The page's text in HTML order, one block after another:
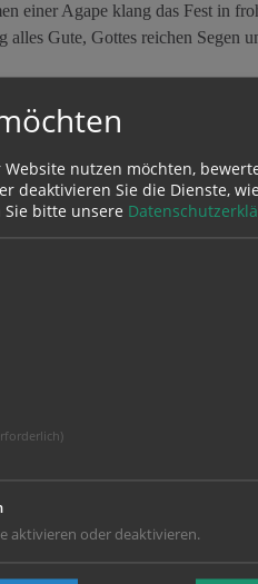
einer Agape klang das Fest in
Gute, Gottes reichen Segen
Seelsorgerin Anita
dieses wirklich schönen und
dieses Festtages
nutzen möchten,
deaktivieren Sie die Dienste,
bitte unsere
aktivieren oder deaktivieren.